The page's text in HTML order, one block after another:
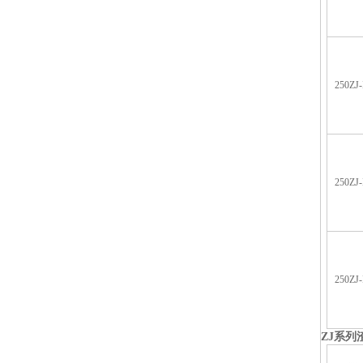
ZJ系列